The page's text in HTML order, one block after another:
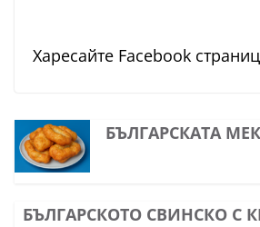
Харесайте Facebook
БЪЛГАРСКАТА
БЪЛГАРСКОТО СВИНСКО С